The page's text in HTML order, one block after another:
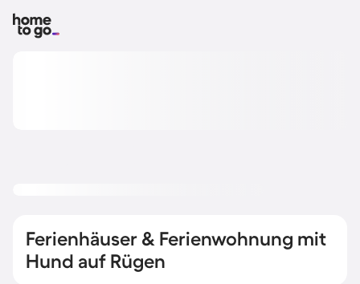
Ferienhäuser & Ferienwohnung mit
Hund auf Rügen